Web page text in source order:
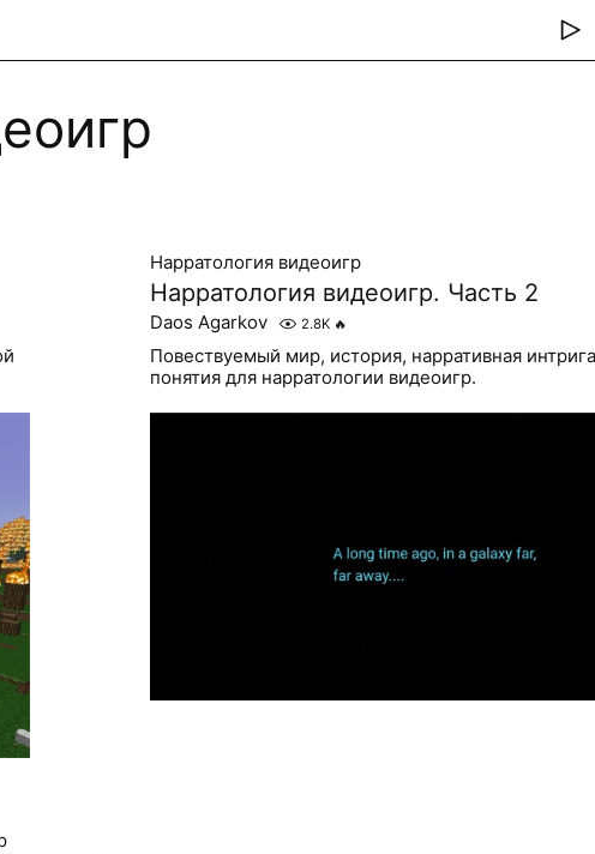
Нарратология видеоигр
Нарратология видеоигр. Часть 2
Daos Agarkov 2.8K 🔥
Повествуемый мир, история, нарративная
понятия для нарратологии видеоигр.